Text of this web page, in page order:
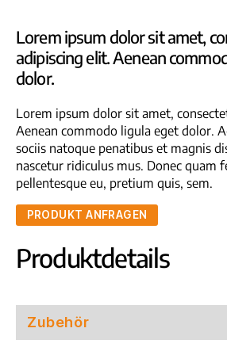
Lorem ipsum dolor sit amet,
adipiscing elit. Aenean
dolor.
Lorem ipsum dolor sit amet,
Aenean commodo ligula eget dolor.
sociis natoque penatibus et magnis
nascetur ridiculus mus. Donec quam
pellentesque eu, pretium quis, sem.
PRODUKT ANFRAGEN
Produktdetails
Zubehör